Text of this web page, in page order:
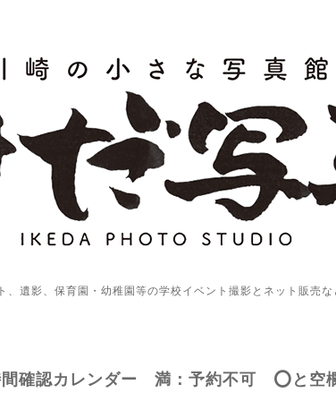
遺影、保育園・幼稚園等の学校イベント撮影とネット販売な
間確認カレンダー 満：予約不可 ⭕️と空